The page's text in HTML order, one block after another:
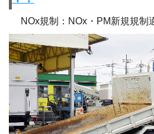
NOx規制：NOx・PM新規規制